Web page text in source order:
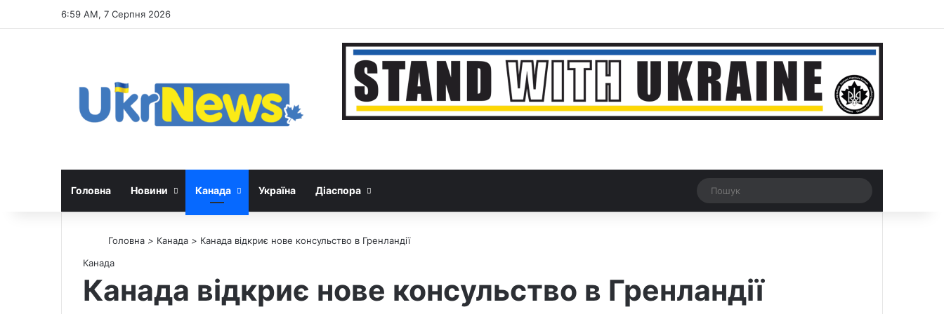
6:59 AM, 7 Серпня 2026
Google News
Threads
Головна Новини Канада Україна Діаспора Рандомна новина
Switch skin
Головна > Канада > Канада відкриє нове консульство в Гренландії
Канада
Канада відкриє нове консульство в Гренландії